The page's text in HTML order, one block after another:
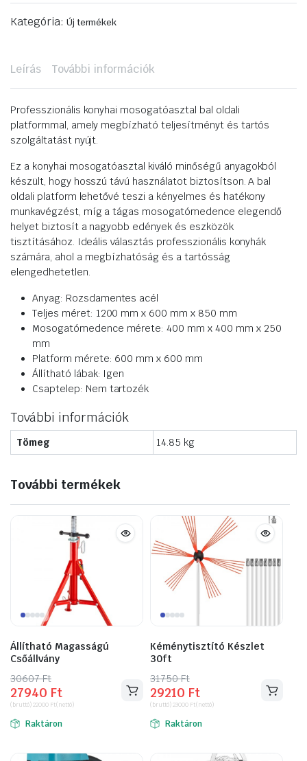
Kategória: Új termékek
Leírás További információk
Professzionális konyhai mosogatóasztal bal oldali
platformmal, amely megbízható teljesítményt és tartós
szolgáltatást nyújt.
Ez a konyhai mosogatóasztal kiváló minőségű anyagokból
készült, hogy hosszú távú használatot biztosítson. A bal
oldali platform lehetővé teszi a kényelmes és hatékony
munkavégzést, míg a tágas mosogatómedence elegendő
helyet biztosít a nagyobb edények és eszközök
tisztításához. Ideális választás professzionális konyhák
számára, ahol a megbízhatóság és a tartósság
elengedhetetlen.
Anyag: Rozsdamentes acél
Teljes méret: 1200 mm x 600 mm x 850 mm
Mosogatómedence mérete: 400 mm x 400 mm x 250
mm
Platform mérete: 600 mm x 600 mm
Állítható lábak: Igen
Csaptelep: Nem tartozék
További információk
Tömeg 14.85 kg
További termékek
Állítható Magasságú
Csőállvány
30607Ft
Original
price
was:
30607 Ft.
27940 Ft
Current
price
is:
27940 Ft.
(bruttó)22000 Ft(nettó)
Raktáron
Kéménytisztító Készlet
30ft
31750Ft
Original
price
was:
31750 Ft.
29210 Ft
Current
price
is:
29210 Ft.
(bruttó)23000 Ft(nettó)
Raktáron